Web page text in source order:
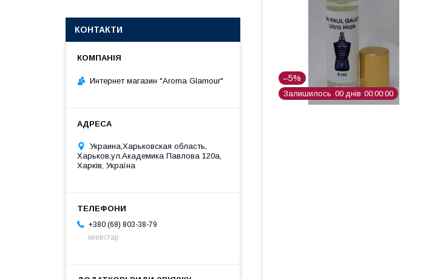
–5%
Залишилось 00 днів 00 00 00
КОНТАКТИ
Интернет магазин "Aroma Glamour"
Украина,Харьковская область,
Харьков,ул.Академика Павлова 120а,
Харків, Україна
+380 (68) 803-38-79
киевстар